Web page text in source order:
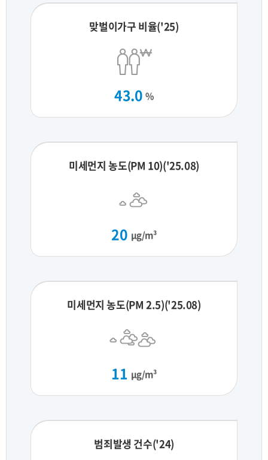
맞벌이가구 비율('25)
43.0 %
미세먼지 농도(PM 10)('25.08)
20 μg/m³
미세먼지 농도(PM 2.5)('25.08)
11 μg/m³
범죄발생 건수('24)